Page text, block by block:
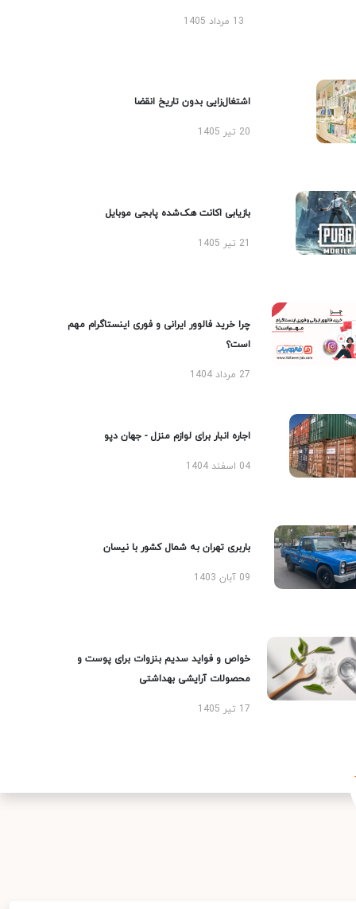
13 مرداد 1405
اشتغال‌زایی بدون تاریخ انقضا
20 تیر 1405
بازیابی اکانت هک‌شده پابجی موبایل
چرا خرید فالوور ایرانی و فوری اینستاگرام مهم
است؟
27 مرداد 1404
اجاره انبار برای لوازم منزل - جهان دپو
04 اسفند 1404
باربری تهران به شمال کشور با نیسان
09 آبان 1403
خواص و فواید سدیم بنزوات برای پوست و
محصولات آرایشی بهداشتی
17 تیر 1405